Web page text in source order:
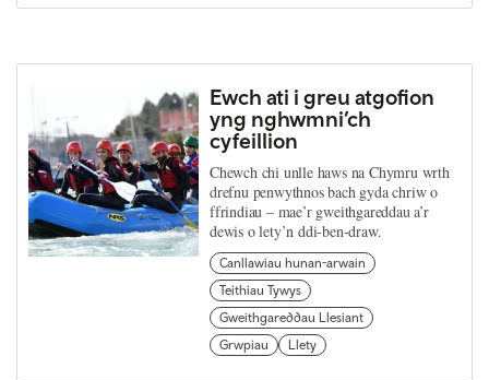
Ewch ati i greu atgofion
yng nghwmni’ch
cyfeillion
Chewch chi unlle haws na Chymru wrth
drefnu penwythnos bach gyda chriw o
ffrindiau – mae’r gweithgareddau a’r
dewis o lety’n ddi-ben-draw.
Canllawiau hunan-arwain
Teithiau Tywys
Gweithgareddau Llesiant
Grwpiau
Llety